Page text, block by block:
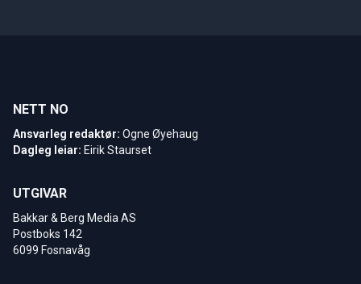
NETT NO
Ansvarleg redaktør: Ogne Øyehaug
Dagleg leiar: Eirik Staurset
UTGIVAR
Bakkar & Berg Media AS
Postboks 142
6099 Fosnavåg